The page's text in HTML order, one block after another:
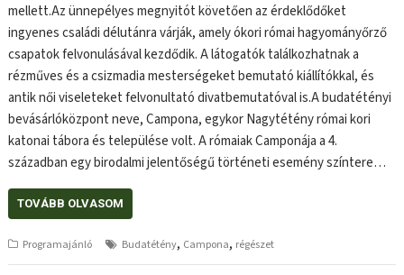
mellett.Az ünnepélyes megnyitót követően az érdeklődőket
ingyenes családi délutánra várják, amely ókori római hagyományőrző
csapatok felvonulásával kezdődik. A látogatók találkozhatnak a
rézműves és a csizmadia mesterségeket bemutató kiállítókkal, és
antik női viseleteket felvonultató divatbemutatóval is.A budatétényi
bevásárlóközpont neve, Campona, egykor Nagytétény római kori
katonai tábora és települése volt. A rómaiak Camponája a 4.
században egy birodalmi jelentőségű történeti esemény színtere…
TOVÁBB OLVASOM
Programajánló Budatétény, Campona, régészet